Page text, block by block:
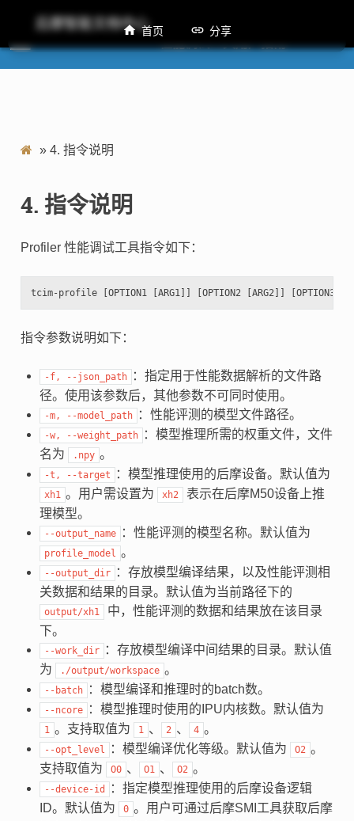
后摩智能文档中心
M50 Profiler性能调试工具用户指南
» 4. 指令说明
4. 指令说明
Profiler 性能调试工具指令如下：
指令参数说明如下：
-f, --json_path
：指定用于性能数据解析的文件路
径。使用该参数后，其他参数不可同时使用。
-m, --model_path ：性能评测的模型文件路径。
-w, --weight_path
：模型推理所需的权重文件，文件
名为
.npy 。
-t, --target ：模型推理使用的后摩设备。默认值为
xh1 。用户需设置为 xh2
表示在后摩M50设备上推
理模型。
--output_name ：性能评测的模型名称。默认值为
profile_model 。
--output_dir
：存放模型编译结果，以及性能评测相
关数据和结果的目录。默认值为当前路径下的
output/xh1
中，性能评测的数据和结果放在该目录
下。
--work_dir
：存放模型编译中间结果的目录。默认值
为
./output/workspace 。
--batch ：模型编译和推理时的batch数。
--ncore ：模型推理时使用的IPU内核数。默认值为
1 。支持取值为 1 、 2 、 4 。
--opt_level ：模型编译优化等级。默认值为 O2 。
支持取值为
O0 、 O1 、 O2 。
--device-id
：指定模型推理使用的后摩设备逻辑
ID。默认值为
0 。用户可通过后摩SMI工具获取后摩
首页 分享